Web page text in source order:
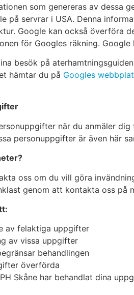
som genereras av dessa
på servrar i USA. Denna
Google kan också överföra
för Googles räkning.
besök på
hämtar du på Googles
när du anmäler
personuppgifter är även här
oss om du vill göra
genom att kontakta oss på
av felaktiga uppgifter
av vissa uppgifter
behandlingen
överförda
Skåne har behandlat dina